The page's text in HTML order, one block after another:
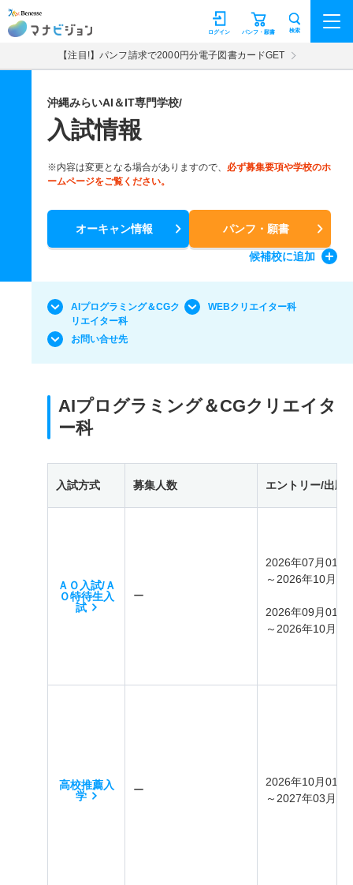
マナビジョン パンフ・願書
ログイン 検索
【注目!】パンフ請求で2000円分電子図書カードGET
沖縄みらいAI＆IT専門学校/
入試情報
※内容は変更となる場合がありますので、 必ず募集要項や学校のホ
ームページをご覧ください。
オーキャン情報 パンフ・願書
候補校に追加
AIプログラミング＆CGク
リエイター科
WEBクリエイター科
お問い合せ先
AIプログラミング＆CGクリエイタ
ー科
入試方式 募集人数 エントリー/出願
ＡＯ入試/Ａ
Ｏ特待生入
試
ー
2026年07月01日
～2026年10月25
2026年09月01日
～2026年10月31
高校推薦入
学
ー
2026年10月01日
～2027年03月31